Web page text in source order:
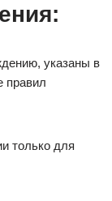
указаны в
правил
только для